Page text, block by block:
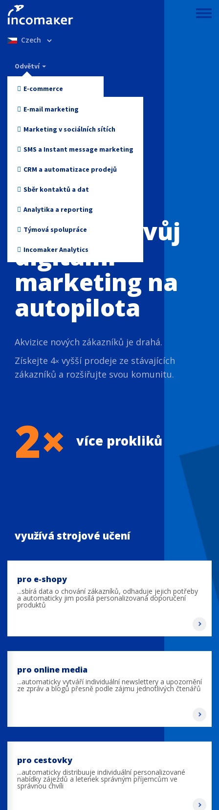
Přejít
hlavnímu
obsahu
Toggle
your
Incomaker
Odvětví
E-commerce
Móda a oblečení
Elektronika
Zdraví a krása
Hračky
Online media
Cestovky
Neziskové organizace
Vlastnosti
E-mail marketing
Marketing v sociálních sítích
SMS a Instant message marketing
CRM a automatizace prodejů
Sběr kontaktů a dat
Analytika a reporting
Týmová spolupráce
Incomaker Analytics
Ceny
Podpora a znalosti
Blog
Přihlášení
Začněte zdarma
Přepněte svůj
digitální
marketing na
autopilota
Akvizice nových zákazníků je drahá.
Získejte 4×​​​​​​​ vyšší prodeje ze stávajících
zákazníků a rozšiřujte svou komunitu.
2× více prokliků
využívá strojové učení
pro e-shopy
...sbírá data o chování zákazníků, odhaduje jejich potřeby
a automaticky jim posílá personalizovaná doporučení
produktů
pro online media
...automaticky vytváří individuální newslettery a upozornění
ze zpráv a blogů přesně podle zájmu jednotlivých čtenářů
pro cestovky
...automaticky distribuuje individuální personalizované
nabídky zájezdů a letenek správným příjemcům ve
správnou chvíli